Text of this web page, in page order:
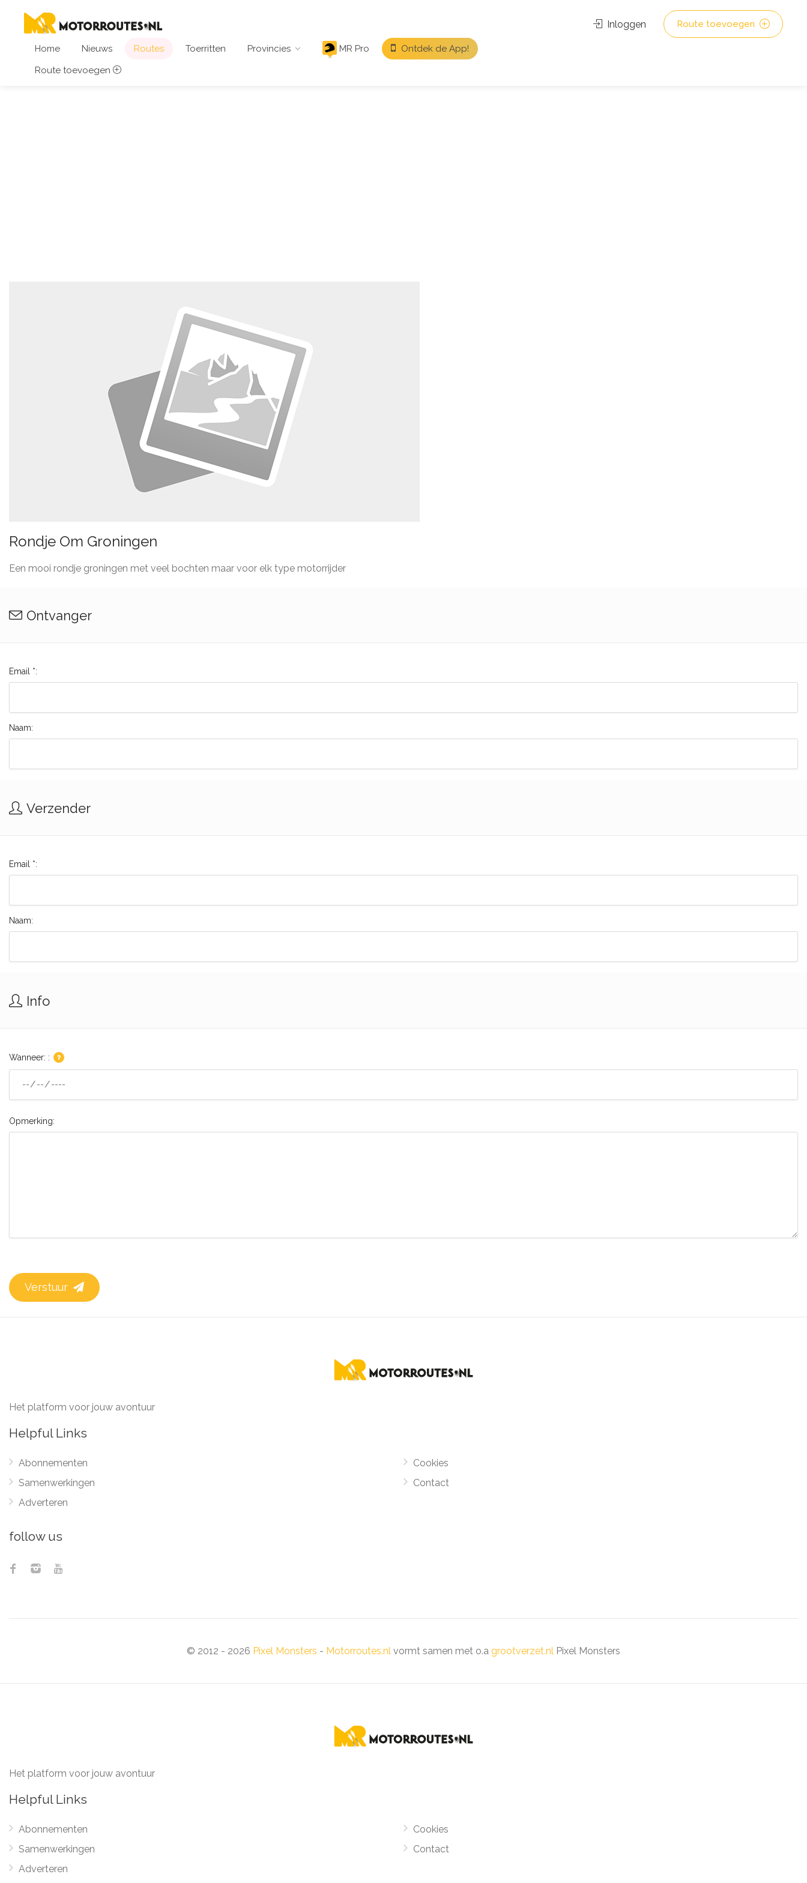
Home Nieuws Routes Toerritten Provincies MR Pro
Ontdek de App!
Route toevoegen
Inloggen Route toevoegen
Rondje Om Groningen
Een mooi rondje groningen met veel bochten maar voor elk type motorrijder
Ontvanger
Email *:
Naam:
Verzender
Email *:
Naam:
Info
Wanneer: :
Opmerking:
Verstuur
Het platform voor jouw avontuur
Helpful Links
Abonnementen
Samenwerkingen
Adverteren
Cookies
Contact
follow us
© 2012 - 2026 Pixel Monsters - Motorroutes.nl vormt samen met o.a grootverzet.nl Pixel Monsters
Het platform voor jouw avontuur
Helpful Links
Abonnementen
Samenwerkingen
Adverteren
Cookies
Contact